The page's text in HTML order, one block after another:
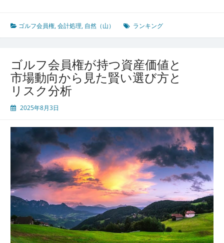
会
員
投
資
価
値
と
需
利
用
を
左
右
す
る
ラ
ン
キ
ゴルフ会員権,会計処理, 自然（山） ランキング
ゴルフ会員権が持つ資産価値と
市場動向から見た賢い選び方と
リスク分析
2025年8月3日